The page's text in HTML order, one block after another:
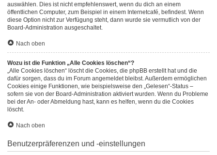
auswählen. Dies ist nicht empfehlenswert, wenn du dich an einem
öffentlichen Computer, zum Beispiel in einem Internetcafé, befindest. Wenn
diese Option nicht zur Verfügung steht, dann wurde sie vermutlich von der
Board-Administration ausgeschaltet.
Nach oben
Wozu ist die Funktion „Alle Cookies löschen“?
„Alle Cookies löschen“ löscht die Cookies, die phpBB erstellt hat und die
dafür sorgen, dass du im Forum angemeldet bleibst. Außerdem ermöglichen
Cookies einige Funktionen, wie beispielsweise den „Gelesen“-Status –
sofern sie von der Board-Administration aktiviert wurden. Wenn du Probleme
bei der An- oder Abmeldung hast, kann es helfen, wenn du die Cookies
löscht.
Nach oben
Benutzerpräferenzen und -einstellungen